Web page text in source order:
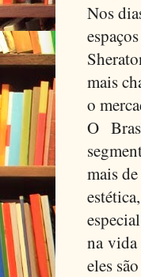
Nos
mais
o
O
mais
na vida
eles